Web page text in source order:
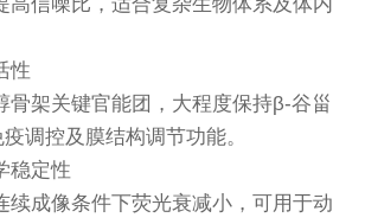
性
骨架关键官能团，大程度保持β-谷甾
调控及膜结构调节功能。
稳定性
续成像条件下荧光衰减小，可用于动